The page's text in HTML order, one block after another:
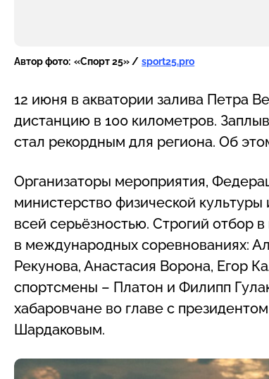
Автор фото: «Спорт 25» / sport25.pro
12 июня в акватории залива Петра
дистанцию в 100 километров.
стал рекордным для региона. Об
Организаторы мероприятия,
министерство физической
всей серьёзностью. Строгий отбор
в международных соревнованиях:
Рекунова, Анастасия Ворона, Егор
спортсмены – Платон и Филипп
хабаровчане во главе с
Шардаковым.